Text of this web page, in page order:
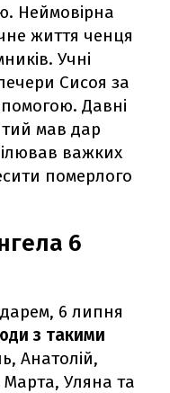
Неймовірна
життя ченця
Учні
Сисоя за
Давні
мав дар
важких
померлого
6
6 липня
з такими
Анатолій,
Марта, Уляна та